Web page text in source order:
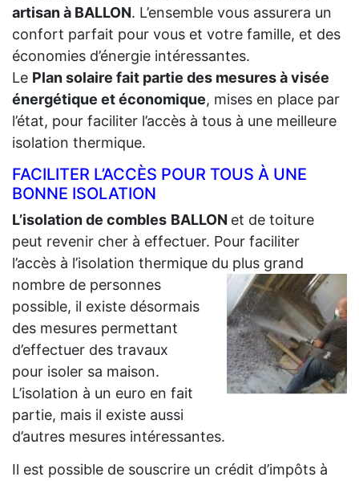
artisan à BALLON. L’ensemble vous assurera un
confort parfait pour vous et votre famille, et des
économies d’énergie intéressantes.
Le Plan solaire fait partie des mesures à visée
énergétique et économique, mises en place par
l’état, pour faciliter l’accès à tous à une meilleure
isolation thermique.
FACILITER L’ACCÈS POUR TOUS À UNE
BONNE ISOLATION
L’isolation de combles BALLON et de toiture
peut revenir cher à effectuer. Pour faciliter
l’accès à l’isolation thermique du plus grand
nombre de personnes
possible, il existe désormais
des mesures permettant
d’effectuer des travaux
pour isoler sa maison.
L’isolation à un euro en fait
partie, mais il existe aussi
d’autres mesures intéressantes.
Il est possible de souscrire un crédit d’impôts à